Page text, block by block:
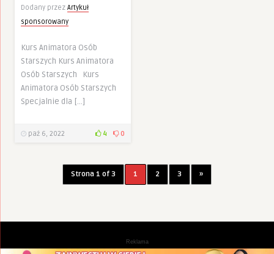
Dodany przez Artykuł
sponsorowany
Kurs Animatora Osób
Starszych Kurs Animatora
Osób Starszych Kurs
Animatora Osób Starszych
Specjalnie dla […]
paź 6, 2022 4 0
Strona 1 of 3 1 2 3 »
Reklama